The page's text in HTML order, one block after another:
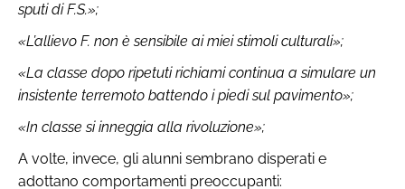
sputi di F.S.»;
«L’allievo F. non è sensibile ai miei stimoli culturali»;
«La classe dopo ripetuti richiami continua a simulare un
insistente terremoto battendo i piedi sul pavimento»;
«In classe si inneggia alla rivoluzione»;
A volte, invece, gli alunni sembrano disperati e
adottano comportamenti preoccupanti: